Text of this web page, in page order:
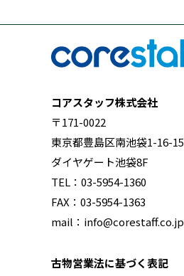
コアスタッフ株式会社
〒171-0022
東京都豊島区南池袋1-16-15
ダイヤゲート池袋8F
TEL：03-5954-1360
FAX：03-5954-1363
mail：info@corestaff.co.jp
古物営業法に基づく表記